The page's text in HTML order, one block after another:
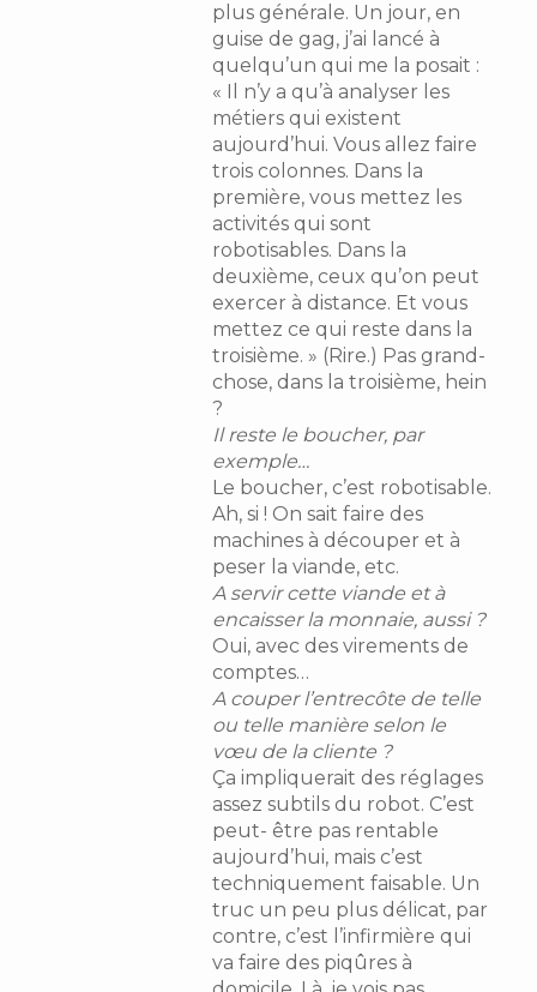
plus générale. Un jour, en
guise de gag, j’ai lancé à
quelqu’un qui me la posait :
« Il n’y a qu’à analyser les
métiers qui existent
aujourd’hui. Vous allez faire
trois colonnes. Dans la
première, vous mettez les
activités qui sont
robotisables. Dans la
deuxième, ceux qu’on peut
exercer à distance. Et vous
mettez ce qui reste dans la
troisième. » (Rire.) Pas grand-
chose, dans la troisième, hein
?
Il reste le boucher, par
exemple…
Le boucher, c’est robotisable.
Ah, si ! On sait faire des
machines à découper et à
peser la viande, etc.
A servir cette viande et à
encaisser la monnaie, aussi ?
Oui, avec des virements de
comptes…
A couper l’entrecôte de telle
ou telle manière selon le
vœu de la cliente ?
Ça impliquerait des réglages
assez subtils du robot. C’est
peut- être pas rentable
aujourd’hui, mais c’est
techniquement faisable. Un
truc un peu plus délicat, par
contre, c’est l’infirmière qui
va faire des piqûres à